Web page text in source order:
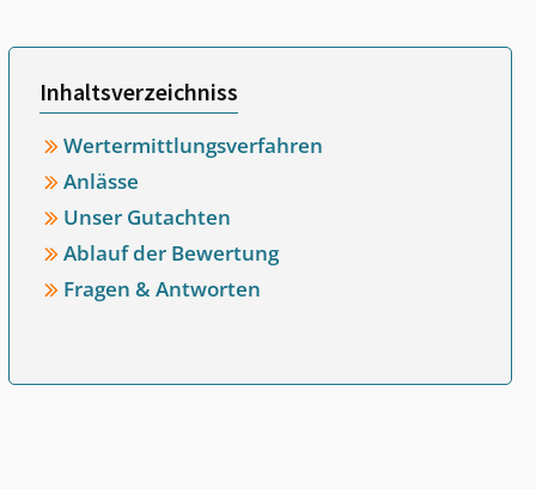
Inhaltsverzeichniss
Wertermittlungsverfahren
Anlässe
Unser Gutachten
Ablauf der Bewertung
Fragen & Antworten